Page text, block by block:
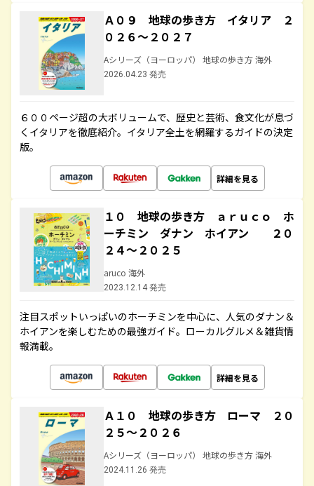
Ａ０９ 地球の歩き方 イタリア ２
０２６～２０２７
Aシリーズ（ヨーロッパ） 地球の歩き方 海外
2026.04.23 発売
６００ページ超の大ボリュームで、歴史と芸術、食文化が息づ
くイタリアを徹底紹介。イタリア全土を網羅するガイドの決定
版。
詳細を見る
１０ 地球の歩き方 ａｒｕｃｏ ホ
ーチミン ダナン ホイアン ２０
２４～２０２５
aruco 海外
2023.12.14 発売
注目スポットいっぱいのホーチミンを中心に、人気のダナン＆
ホイアンを楽しむための最強ガイド。ローカルグルメ＆雑貨情
報満載。
詳細を見る
Ａ１０ 地球の歩き方 ローマ ２０
２５～２０２６
Aシリーズ（ヨーロッパ） 地球の歩き方 海外
2024.11.26 発売